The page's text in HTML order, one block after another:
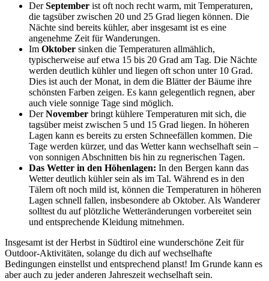
DerSeptember ist oft noch recht warm, mit Temperaturen,
die tagsüber zwischen 20 und 25 Grad liegen können. Die
Nächte sind bereits kühler, aber insgesamt ist es eine
angenehme Zeit für Wanderungen.
Im Oktober sinken die Temperaturen allmählich,
typischerweise auf etwa 15 bis 20 Grad am Tag. Die Nächte
werden deutlich kühler und liegen oft schon unter 10 Grad.
Dies ist auch der Monat, in dem die Blätter der Bäume ihre
schönsten Farben zeigen. Es kann gelegentlich regnen, aber
auch viele sonnige Tage sind möglich.
DerNovember bringt kühlere Temperaturen mit sich, die
tagsüber meist zwischen 5 und 15 Grad liegen. In höheren
Lagen kann es bereits zu ersten Schneefällen kommen. Die
Tage werden kürzer, und das Wetter kann wechselhaft sein –
von sonnigen Abschnitten bis hin zu regnerischen Tagen.
Das Wetter in den Höhenlagen: In den Bergen kann das
Wetter deutlich kühler sein als im Tal. Während es in den
Tälern oft noch mild ist, können die Temperaturen in höheren
Lagen schnell fallen, insbesondere ab Oktober. Als Wanderer
solltest du auf plötzliche Wetteränderungen vorbereitet sein
und entsprechende Kleidung mitnehmen.
Insgesamt ist der Herbst in Südtirol eine wunderschöne Zeit für
Outdoor-Aktivitäten, solange du dich auf wechselhafte
Bedingungen einstellst und entsprechend planst! Im Grunde kann es
aber auch zu jeder anderen Jahreszeit wechselhaft sein.